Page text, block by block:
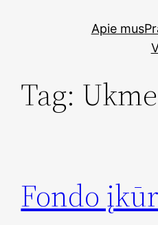
Apie mus
Tag:
Fondo